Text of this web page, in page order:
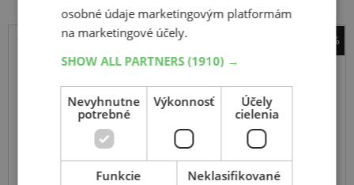
-42%
Continental
275 45 R19 108V
osobné údaje marketingovým platformám
na marketingové účely.
SHOW ALL PARTNERS(1910) →
Nevyhnutne
potrebné
Výkonnosť
Účely
cielenia
Funkcie Neklasifikované